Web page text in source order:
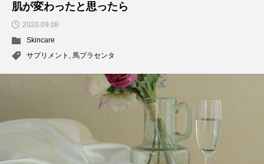
肌が変わったと思ったら
2020.09.08
Skincare
サプリメント , 馬プラセンタ